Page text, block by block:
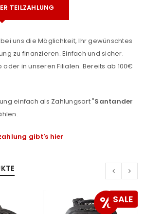
TEILZAHLUNG
uns die Möglichkeit, Ihr gewünschtes
zu finanzieren. Einfach und sicher.
oder in unseren Filialen. Bereits ab 100€
einfach als Zahlungsart "Santander
gibt's hier
% SALE